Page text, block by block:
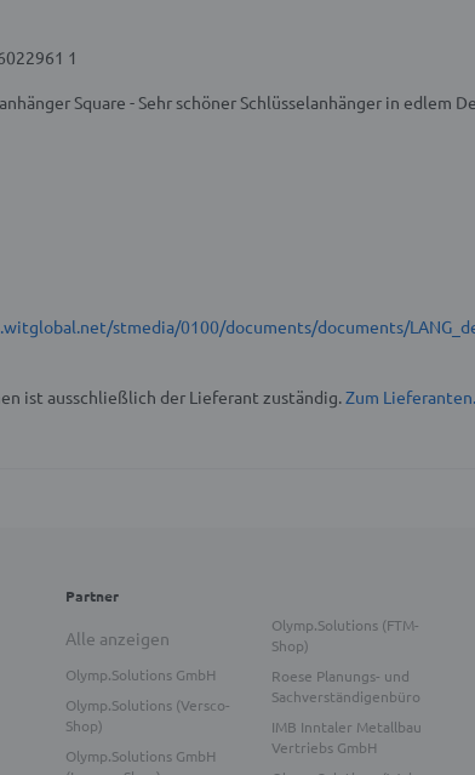
1
Square - Sehr schöner Schlüsselanhänger in edlem
stmedia/0100/documents/documents/
ist ausschließlich der Lieferant zuständig.Zum Lieferanten.
Partner
Alle anzeigen
Olymp.Solutions GmbH
Olymp.Solutions (Versco-
Shop)
Olymp.Solutions GmbH
Olymp.Solutions (FTM-
Shop)
Roese Planungs- und
Sachverständigenbüro
IMB Inntaler Metallbau
Vertriebs GmbH